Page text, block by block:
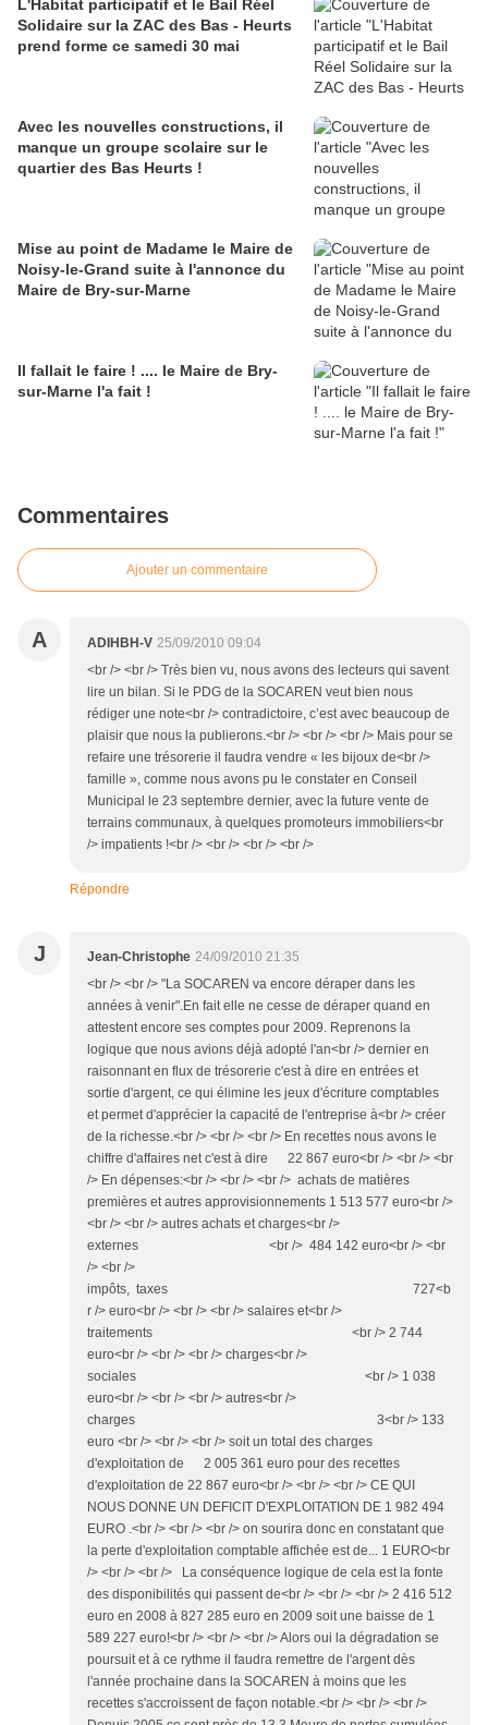
L'Habitat participatif et le Bail Réel
Solidaire sur la ZAC des Bas - Heurts
prend forme ce samedi 30 mai
Avec les nouvelles constructions, il
manque un groupe scolaire sur le
quartier des Bas Heurts !
Mise au point de Madame le Maire de
Noisy-le-Grand suite à l'annonce du
Maire de Bry-sur-Marne
Il fallait le faire ! .... le Maire de Bry-
sur-Marne l'a fait !
Commentaires
Ajouter un commentaire
A ADIHBH-V 25/09/2010 09:04
<br /> <br /> Très bien vu, nous avons des lecteurs qui savent
lire un bilan. Si le PDG de la SOCAREN veut bien nous
rédiger une note<br /> contradictoire, c’est avec beaucoup de
plaisir que nous la publierons.<br /> <br /> <br /> Mais pour se
refaire une trésorerie il faudra vendre « les bijoux de<br />
famille », comme nous avons pu le constater en Conseil
Municipal le 23 septembre dernier, avec la future vente de
terrains communaux, à quelques promoteurs immobiliers<br
/> impatients !<br /> <br /> <br /> <br />
Répondre
J Jean-Christophe 24/09/2010 21:35
<br /> <br /> "La SOCAREN va encore déraper dans les
années à venir".En fait elle ne cesse de déraper quand en
attestent encore ses comptes pour 2009. Reprenons la
logique que nous avions déjà adopté l'an<br /> dernier en
raisonnant en flux de trésorerie c'est à dire en entrées et
sortie d'argent, ce qui élimine les jeux d'écriture comptables
et permet d'apprécier la capacité de l'entreprise à<br /> créer
de la richesse.<br /> <br /> <br /> En recettes nous avons le
chiffre d'affaires net c'est à dire 22 867 euro<br /> <br /> <br
/> En dépenses:<br /> <br /> <br /> achats de matières
premières et autres approvisionnements 1 513 577 euro<br />
<br /> <br /> autres achats et charges<br />
externes <br /> 484 142 euro<br /> <br
/> <br />
impôts, taxes 727<b
r /> euro<br /> <br /> <br /> salaires et<br />
traitements <br /> 2 744
euro<br /> <br /> <br /> charges<br />
sociales <br /> 1 038
euro<br /> <br /> <br /> autres<br />
charges 3<br /> 133
euro <br /> <br /> <br /> soit un total des charges
d'exploitation de 2 005 361 euro pour des recettes
d'exploitation de 22 867 euro<br /> <br /> <br /> CE QUI
NOUS DONNE UN DEFICIT D'EXPLOITATION DE 1 982 494
EURO .<br /> <br /> <br /> on sourira donc en constatant que
la perte d'exploitation comptable affichée est de... 1 EURO<br
/> <br /> <br /> La conséquence logique de cela est la fonte
des disponibilités qui passent de<br /> <br /> <br /> 2 416 512
euro en 2008 à 827 285 euro en 2009 soit une baisse de 1
589 227 euro!<br /> <br /> <br /> Alors oui la dégradation se
poursuit et à ce rythme il faudra remettre de l'argent dès
l'année prochaine dans la SOCAREN à moins que les
recettes s'accroissent de façon notable.<br /> <br /> <br />